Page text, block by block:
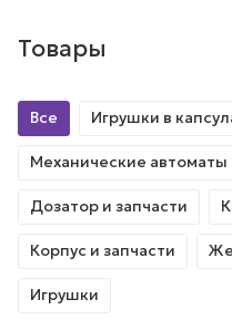
Товары
Все Игрушки в
Механические автоматы
Дозатор и запчасти
Корпус и запчасти
Игрушки